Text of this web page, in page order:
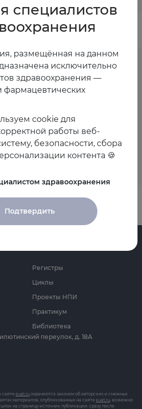
спикера
спикером не запланированы
Циклы
Проекты НПИ
Практикум
Библиотека
Регистры
переулок, д. 18А
сайте euat.ru охраняются законом об авторских и смежных
материалов, опубликованных на сайте euat.ru, возможно
на страницу-источник публикации: сразу после
специалистов
размещённая на данном
исключительно
здравоохранения —
фармацевтических
cookie для
работы веб-
безопасности, сбора
контента 🍪
здравоохранения
Подтвердить